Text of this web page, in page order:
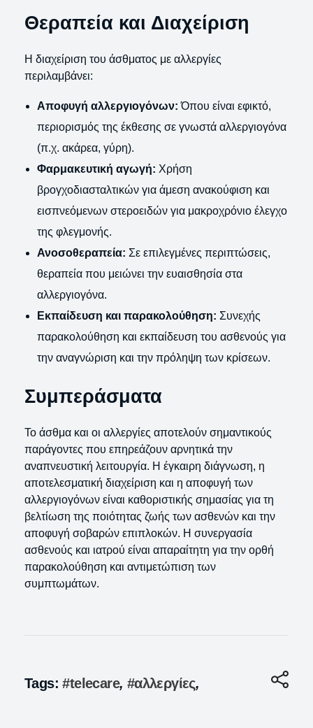
Θεραπεία και Διαχείριση
Η διαχείριση του άσθματος με αλλεργίες
περιλαμβάνει:
Αποφυγή αλλεργιογόνων: Όπου είναι εφικτό,
περιορισμός της έκθεσης σε γνωστά αλλεργιογόνα
(π.χ. ακάρεα, γύρη).
Φαρμακευτική αγωγή: Χρήση
βρογχοδιασταλτικών για άμεση ανακούφιση και
εισπνεόμενων στεροειδών για μακροχρόνιο έλεγχο
της φλεγμονής.
Ανοσοθεραπεία: Σε επιλεγμένες περιπτώσεις,
θεραπεία που μειώνει την ευαισθησία στα
αλλεργιογόνα.
Εκπαίδευση και παρακολούθηση: Συνεχής
παρακολούθηση και εκπαίδευση του ασθενούς για
την αναγνώριση και την πρόληψη των κρίσεων.
Συμπεράσματα
Το άσθμα και οι αλλεργίες αποτελούν σημαντικούς
παράγοντες που επηρεάζουν αρνητικά την
αναπνευστική λειτουργία. Η έγκαιρη διάγνωση, η
αποτελεσματική διαχείριση και η αποφυγή των
αλλεργιογόνων είναι καθοριστικής σημασίας για τη
βελτίωση της ποιότητας ζωής των ασθενών και την
αποφυγή σοβαρών επιπλοκών. Η συνεργασία
ασθενούς και ιατρού είναι απαραίτητη για την ορθή
παρακολούθηση και αντιμετώπιση των
συμπτωμάτων.
Tags:#telecare, #αλλεργίες,